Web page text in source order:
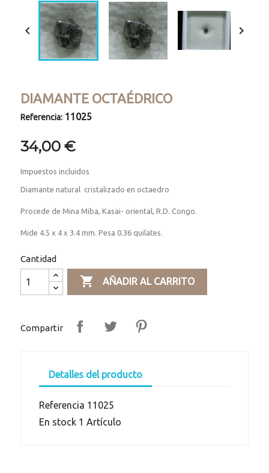
 
DIAMANTE OCTAÉDRICO
Referencia: 11025
34,00 €
Impuestos incluidos
Diamante natural cristalizado en octaedro
Procede de Mina Miba, Kasai- oriental, R.D. Congo.
Mide 4.5 x 4 x 3.4 mm. Pesa 0.36 quilates.
Cantidad
 AÑADIR AL CARRITO
Compartir
Detalles del producto
Referencia 11025
En stock 1 Artículo